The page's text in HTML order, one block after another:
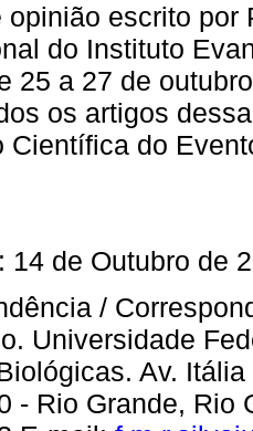
opinião escrito
do Instituto
25 a 27 de
os artigos
Científica do
14 de Outubro de
/
Universidade
Av.
- Rio Grande, Rio